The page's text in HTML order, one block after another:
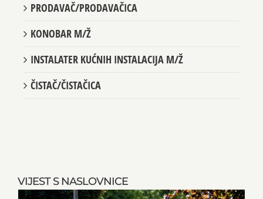
VIJEST S NASLOVNICE
PRODAVAČ/PRODAVAČICA
KONOBAR M/Ž
INSTALATER KUĆNIH INSTALACIJA M/Ž
ČISTAČ/ČISTAČICA